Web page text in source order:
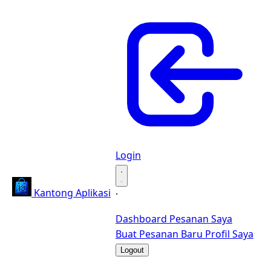
Kantong Aplikasi
Login
·
·
Dashboard Pesanan Saya
Buat Pesanan Baru Profil Saya
Logout